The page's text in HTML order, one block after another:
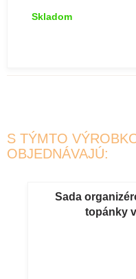
Skladom
S TÝMTO
OBJEDNÁVAJÚ:
Sada
topánky